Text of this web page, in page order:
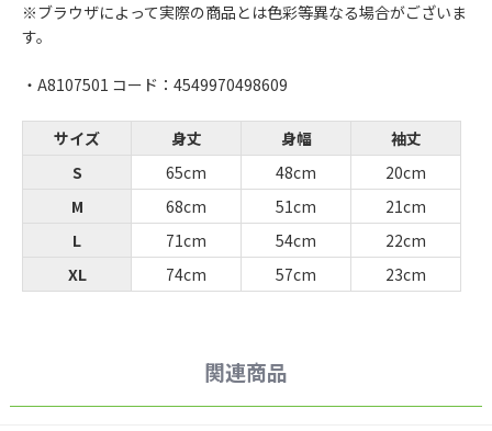
※ブラウザによって実際の商品とは色彩等異なる場合がございま
す。
・A8107501 コード：4549970498609
サイズ 身丈 身幅
袖丈
S
65cm 48cm
20cm
M
68cm 51cm
21cm
L
71cm 54cm
22cm
XL
74cm 57cm 23cm
関連商品